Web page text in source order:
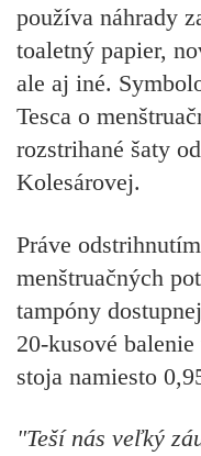
používa náhrady
toaletný papier,
ale aj iné.
Tesca o
rozstrihané šaty
Kolesárovej.
Práve
menštruačných
tampóny
20-kusové
stoja namiesto
"Teší nás veľký